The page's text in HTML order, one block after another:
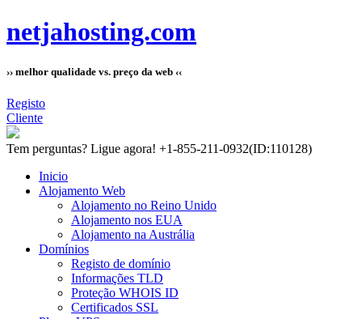
netjahosting.com
›› melhor qualidade vs. preço da web ‹‹
Registo
Cliente
Tem perguntas? Ligue agora! +1-855-211-0932(ID:110128)
Inicio
Alojamento Web
Alojamento no Reino Unido
Alojamento nos EUA
Alojamento na Austrália
Domínios
Registo de domínio
Informações TLD
Proteção WHOIS ID
Certificados SSL